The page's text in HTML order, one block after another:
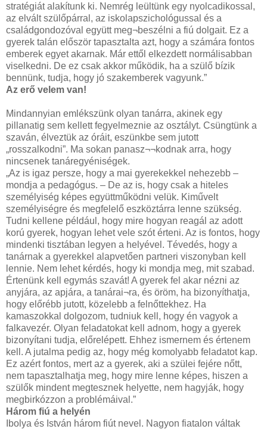
stratégiát alakítunk ki. Nemrég leültünk egy nyolcadikossal,
az elvált szülőpárral, az iskolapszichológussal és a
családgondozóval együtt meg¬beszélni a fiú dolgait. Ez a
gyerek talán először tapasztalta azt, hogy a számára fontos
emberek egyet akarnak. Már ettől elkezdett normálisabban
viselkedni. De ez csak akkor működik, ha a szülő bízik
bennünk, tudja, hogy jó szakemberek vagyunk.”
Az erő velem van!
Mindannyian emlékszünk olyan tanárra, akinek egy
pillanatig sem kellett fegyelmeznie az osztályt. Csüngtünk a
szaván, élveztük az óráit, eszünkbe sem jutott
„rosszalkodni”. Ma sokan panasz¬¬kodnak arra, hogy
nincsenek tanáregyéniségek.
„Az is igaz persze, hogy a mai gyerekekkel nehezebb –
mondja a pedagógus. – De az is, hogy csak a hiteles
személyiség képes együttműködni velük. Kiművelt
személyiségre és megfelelő eszköztárra lenne szükség.
Tudni kellene például, hogy mire hogyan reagál az adott
korú gyerek, hogyan lehet vele szót érteni. Az is fontos, hogy
mindenki tisztában legyen a helyével. Tévedés, hogy a
tanárnak a gyerekkel alapvetően partneri viszonyban kell
lennie. Nem lehet kérdés, hogy ki mondja meg, mit szabad.
Értenünk kell egymás szavát! A gyerek fel akar nézni az
anyjára, az apjára, a tanárai¬ra, és öröm, ha bizonyíthatja,
hogy előrébb jutott, közelebb a felnőttekhez. Ha
kamaszokkal dolgozom, tudniuk kell, hogy én vagyok a
falkavezér. Olyan feladatokat kell adnom, hogy a gyerek
bizonyítani tudja, előrelépett. Ehhez ismernem és értenem
kell. A jutalma pedig az, hogy még komolyabb feladatot kap.
Ez azért fontos, mert az a gyerek, aki a szülei fejére nőtt,
nem tapasztalhatja meg, hogy mire lenne képes, hiszen a
szülők mindent megtesznek helyette, nem hagyják, hogy
megbirkózzon a problémáival.”
Három fiú a helyén
Ibolya és István három fiút nevel. Nagyon fiatalon váltak